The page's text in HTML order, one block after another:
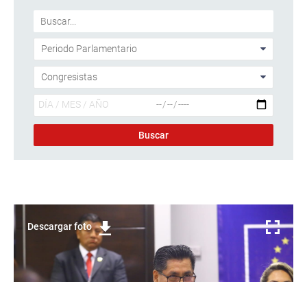
Descargar foto